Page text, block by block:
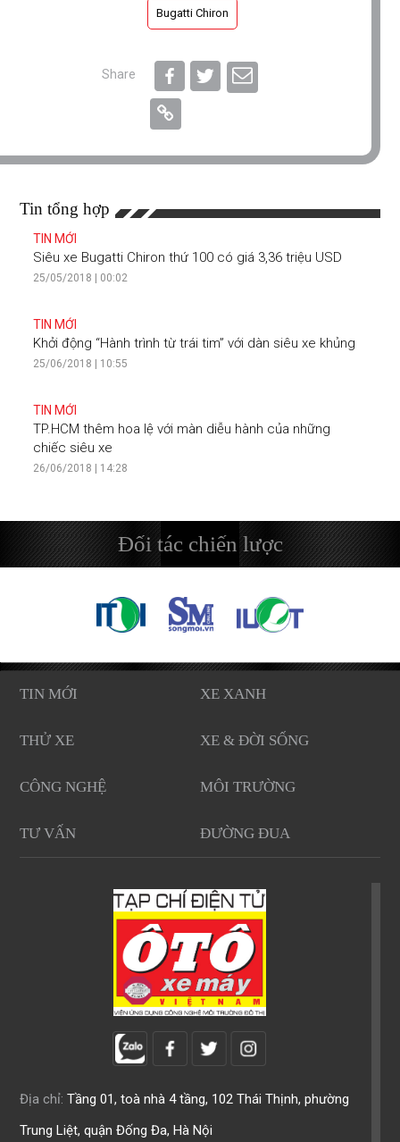
Bugatti Chiron
Share
Tin tổng hợp
TIN MỚI
Siêu xe Bugatti Chiron thứ 100 có giá 3,36 triệu USD
25/05/2018 | 00:02
TIN MỚI
Khởi động “Hành trình từ trái tim” với dàn siêu xe khủng
25/06/2018 | 10:55
TIN MỚI
TP.HCM thêm hoa lệ với màn diễu hành của những
chiếc siêu xe
26/06/2018 | 14:28
Đối tác chiến lược
TIN MỚI XE XANH
THỬ XE XE & ĐỜI SỐNG
CÔNG NGHỆ MÔI TRƯỜNG
TƯ VẤN ĐƯỜNG ĐUA
Địa chỉ: Tầng 01, toà nhà 4 tầng, 102 Thái Thịnh, phường
Trung Liệt, quận Đống Đa, Hà Nội